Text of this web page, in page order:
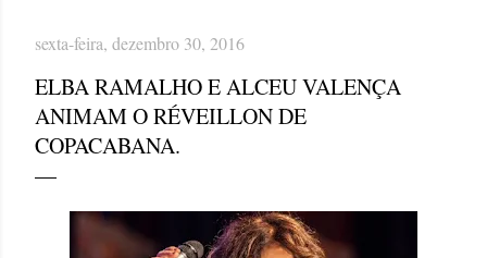
sexta-feira, dezembro 30, 2016
ELBA RAMALHO E ALCEU VALENÇA
ANIMAM O RÉVEILLON DE
COPACABANA.